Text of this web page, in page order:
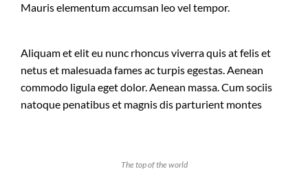
Mauris elementum accumsan leo vel tempor.
Aliquam et elit eu nunc rhoncus viverra quis at felis et
netus et malesuada fames ac turpis egestas. Aenean
commodo ligula eget dolor. Aenean massa. Cum sociis
natoque penatibus et magnis dis parturient montes
The top of the world